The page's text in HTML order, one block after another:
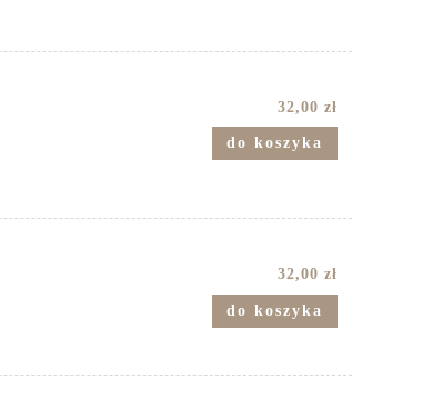
32,00 zł
do koszyka
32,00 zł
do koszyka